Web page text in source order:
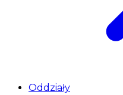
Oddziały